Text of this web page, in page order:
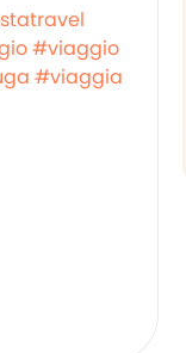
#viaggio
#viaggia